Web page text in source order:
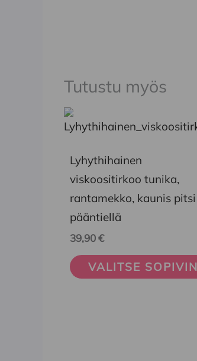
Tutustu myös
Lyhythihainen
viskoositirkoo tunika,
rantamekko, kaunis pitsi
pääntiellä
39,90€
VALITSE SOPIVIN
Tällä
tuotteella
on
useampi
muunnelma.
Voit
tuotteen